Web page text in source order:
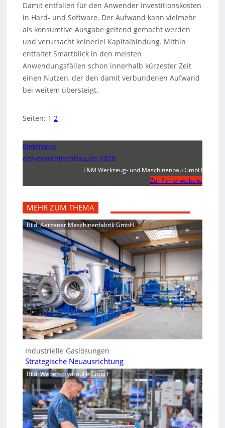
Damit entfallen für den Anwender Investitionskosten
in Hard- und Software. Der Aufwand kann vielmehr
als konsumtive Ausgabe geltend gemacht werden
und verursacht keinerlei Kapitalbindung. Mithin
entfaltet Smartblick in den meisten
Anwendungsfällen schon innerhalb kürzester Zeit
einen Nutzen, der den damit verbundenen Aufwand
bei weitem übersteigt.
Seiten: 1 2
Elektronik
der-maschinenbau.de 2020
F&M Werkzeug- und Maschinenbau GmbH
Zur Firmenwebsite
MEHR ZUM THEMA
Bild: Aerzener Maschinenfabrik GmbH
Industrielle Gaslösungen
Strategische Neuausrichtung
Bild: Weber- Hydraulik GmbH